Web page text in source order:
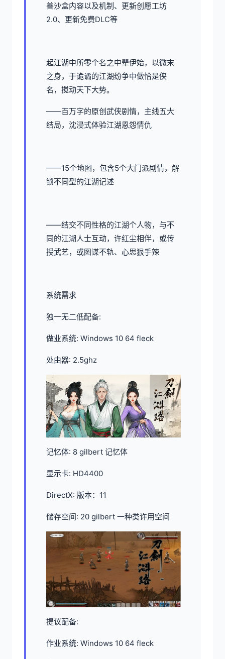
善沙盒内容以及机制、更新创愿工坊
2.0、更新免费DLC等
起江湖中所零个名之中辈伊始，以微末
之身，于诡谲的江湖纷争中做恰是侠
名，搅动天下大势。
——百万字的原创武侠剧情，主线五大
结局，沈浸式体验江湖恩怨情仇
——15个地图，包含5个大门派剧情，解
锁不同型的江湖记述
——结交不同性格的江湖个人物，与不
同的江湖人士互动，许红尘相伴，或传
授武艺，或图谋不轨、心思狠手辣
系统需求
独一无二低配备:
做业系统: Windows 10 64 fleck
处由器: 2.5ghz
记忆体: 8 gilbert 记忆体
显示卡: HD4400
DirectX: 版本：11
储存空间: 20 gilbert 一种类许用空间
提议配备:
作业系统: Windows 10 64 fleck